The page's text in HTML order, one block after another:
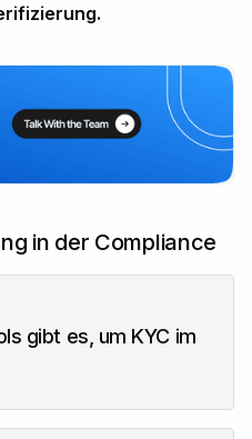
in der Compliance
gibt es, um KYC im